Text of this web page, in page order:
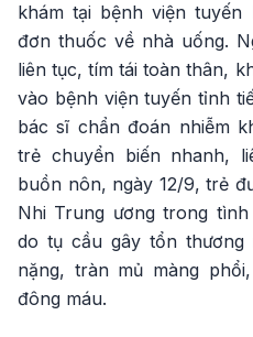
khám tại bệnh viện
đơn thuốc về nhà uống.
liên tục, tím tái toàn thân,
vào bệnh viện tuyến tỉnh
bác sĩ chẩn đoán nhiễm
trẻ chuyển biến nhanh,
buồn nôn, ngày 12/9, trẻ
Nhi Trung ương trong
do tụ cầu gây tổn thương
nặng, tràn mủ màng
đông máu.